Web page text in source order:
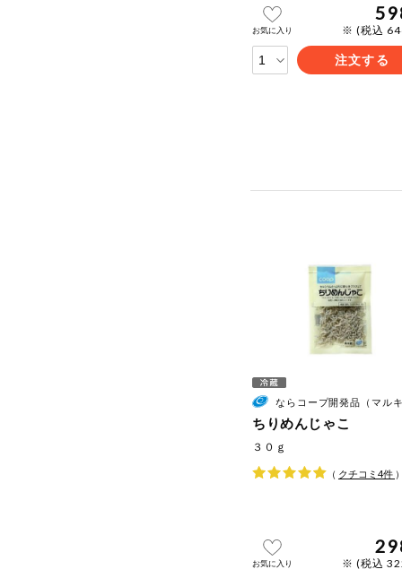
お気に入り ※ (税込
注文する
ならコープ開発品（マルキ水
ちりめんじゃこ
３０ｇ
（ クチコミ 4件
お気に入り ※ (税込